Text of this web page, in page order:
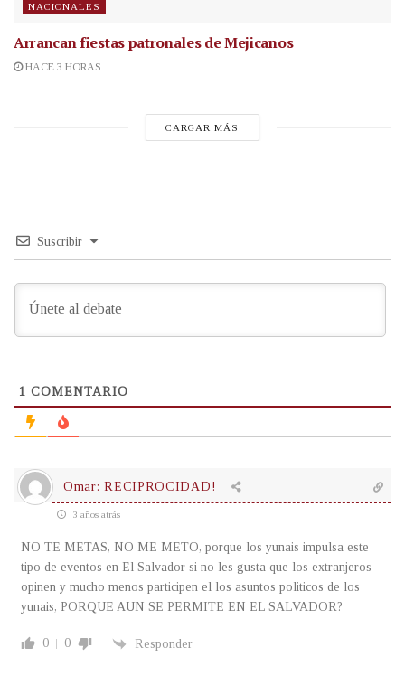
NACIONALES
Arrancan fiestas patronales de Mejicanos
HACE 3 HORAS
CARGAR MÁS
Suscribir
1 COMENTARIO
Omar: RECIPROCIDAD!
3 años atrás
NO TE METAS, NO ME METO, porque los yunais impulsa este
tipo de eventos en El Salvador si no les gusta que los extranjeros
opinen y mucho menos participen el los asuntos politicos de los
yunais, PORQUE AUN SE PERMITE EN EL SALVADOR?
0 0 Responder